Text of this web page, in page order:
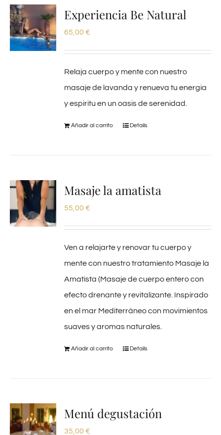
Experiencia Be Natural
65,00 €
Relaja cuerpo y mente con nuestro
masaje de lavanda y renueva tu energia
y espiritu en un oasis de serenidad.
Añadir al carrito Details
Masaje la amatista
55,00 €
Ven a relajarte y renovar tu cuerpo y
mente con nuestro tratamiento Masaje la
Amatista (Masaje de cuerpo entero con
efecto drenante y revitalizante. Inspirado
en el mar Mediterráneo con movimientos
suaves y aromas naturales.
Añadir al carrito Details
Menú degustación
35,00 €